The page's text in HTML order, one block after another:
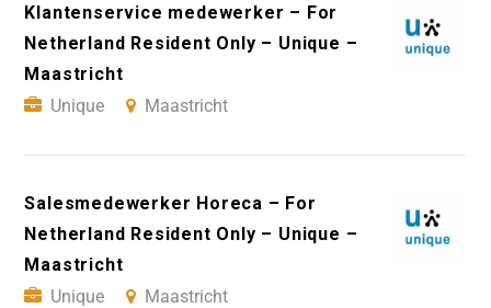
Klantenservice medewerker – For
Netherland Resident Only – Unique –
Maastricht
Unique
Maastricht
Salesmedewerker Horeca – For
Netherland Resident Only – Unique –
Maastricht
Unique
Maastricht